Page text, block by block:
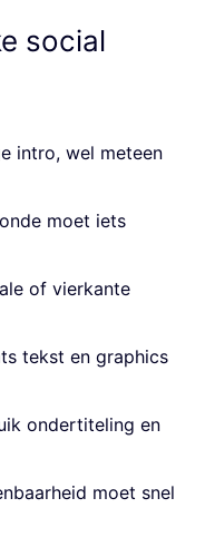
social
intro, wel meteen
moet iets
of vierkante
tekst en graphics
ondertiteling en
moet snel